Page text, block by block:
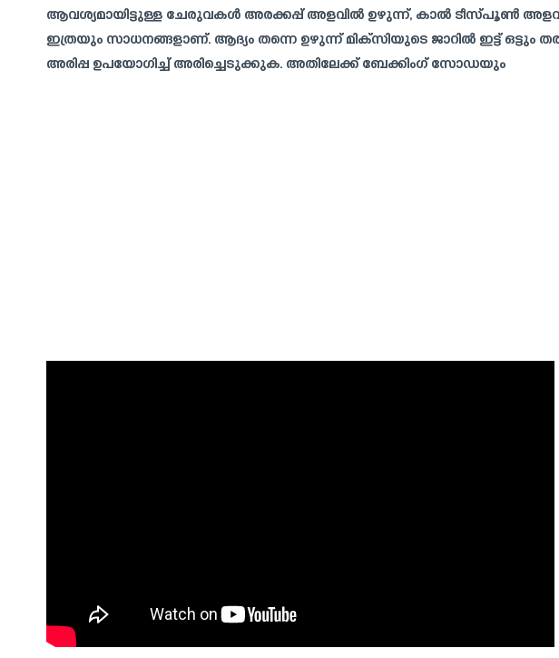
ആവശ്യമായിട്ടുള്ള ചേരുവകൾ അരക്കപ്പ് അളവിൽ ഉഴുന്ന്, കാൽ ടീസ്പൂൺ
ഇത്രയും സാധനങ്ങളാണ്. ആദ്യം തന്നെ ഉഴുന്ന് മിക്സിയുടെ ജാറിൽ ഇട്ട് ഒട്ടും
അരിപ്പ ഉപയോഗിച്ച് അരിച്ചെടുക്കുക. അതിലേക്ക് ബേക്കിംഗ് സോഡയും